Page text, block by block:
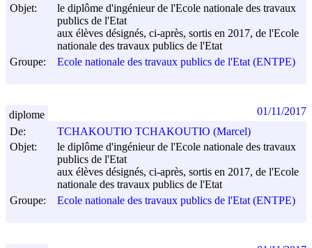
Objet:
le diplôme d'ingénieur de l'Ecole nationale des travaux
publics de l'Etat
aux élèves désignés, ci-après, sortis en 2017, de l'Ecole
nationale des travaux publics de l'Etat
Groupe:
Ecole nationale des travaux publics de l'Etat (ENTPE)
De:
TCHAKOUTIO TCHAKOUTIO (Marcel)
Objet:
le diplôme d'ingénieur de l'Ecole nationale des travaux
publics de l'Etat
aux élèves désignés, ci-après, sortis en 2017, de l'Ecole
nationale des travaux publics de l'Etat
Groupe:
Ecole nationale des travaux publics de l'Etat (ENTPE)
diplome 01/11/2017